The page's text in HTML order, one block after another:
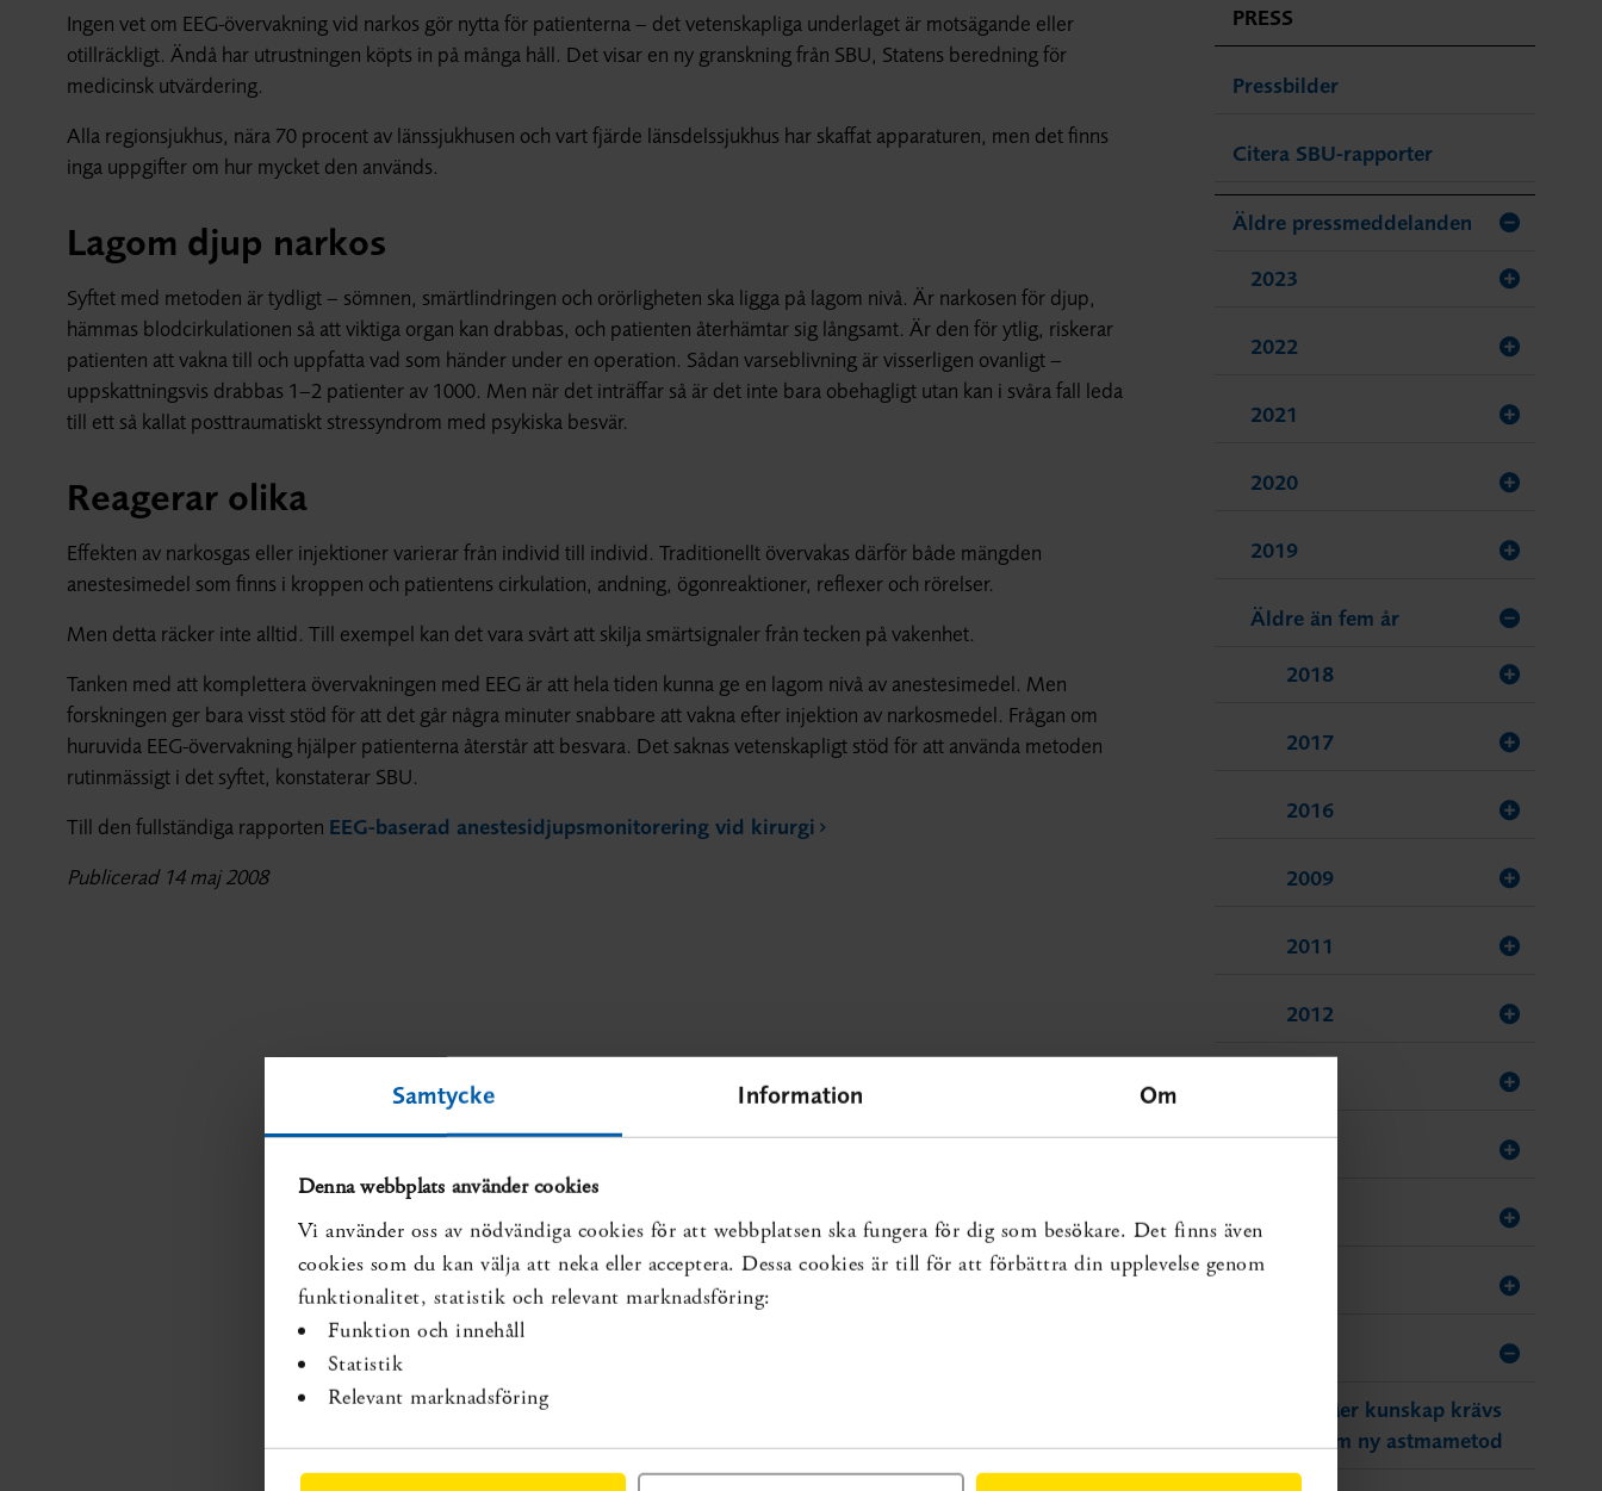
Samtycke Information Om
Denna webbplats använder cookies
Vi använder oss av nödvändiga cookies för att webbplatsen ska fungera för dig som besökare. Det finns även
cookies som du kan välja att neka eller acceptera. Dessa cookies är till för att förbättra din upplevelse genom
funktionalitet, statistik och relevant marknadsföring:
Funktion och innehåll
Statistik
Relevant marknadsföring
Ingen vet om EEG-övervakning vid narkos gör nytta för patienterna – det vetenskapliga underlaget är motsägande eller
otillräckligt. Ändå har utrustningen köpts in på många håll. Det visar en ny granskning från SBU, Statens beredning för
medicinsk utvärdering.
Alla regionsjukhus, nära 70 procent av länssjukhusen och vart fjärde länsdelssjukhus har skaffat apparaturen, men det finns
inga uppgifter om hur mycket den används.
Lagom djup narkos
Syftet med metoden är tydligt – sömnen, smärtlindringen och orörligheten ska ligga på lagom nivå. Är narkosen för djup,
hämmas blodcirkulationen så att viktiga organ kan drabbas, och patienten återhämtar sig långsamt. Är den för ytlig, riskerar
patienten att vakna till och uppfatta vad som händer under en operation. Sådan varseblivning är visserligen ovanligt –
uppskattningsvis drabbas 1–2 patienter av 1000. Men när det inträffar så är det inte bara obehagligt utan kan i svåra fall leda
till ett så kallat posttraumatiskt stressyndrom med psykiska besvär.
Reagerar olika
Effekten av narkosgas eller injektioner varierar från individ till individ. Traditionellt övervakas därför både mängden
anestesimedel som finns i kroppen och patientens cirkulation, andning, ögonreaktioner, reflexer och rörelser.
Men detta räcker inte alltid. Till exempel kan det vara svårt att skilja smärtsignaler från tecken på vakenhet.
Tanken med att komplettera övervakningen med EEG är att hela tiden kunna ge en lagom nivå av anestesimedel. Men
forskningen ger bara visst stöd för att det går några minuter snabbare att vakna efter injektion av narkosmedel. Frågan om
huruvida EEG-övervakning hjälper patienterna återstår att besvara. Det saknas vetenskapligt stöd för att använda metoden
rutinmässigt i det syftet, konstaterar SBU.
Till den fullständiga rapporten EEG-baserad anestesidjupsmonitorering vid kirurgi
Publicerad 14 maj 2008
PRESS
Pressbilder
Citera SBU-rapporter
Äldre pressmeddelanden
2023
2022
2021
2020
2019
Äldre än fem år
2018
2017
2016
2009
2011
2012
Mer kunskap krävs
om ny astmametod